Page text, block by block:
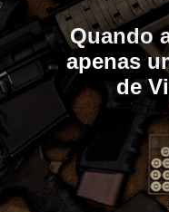
Quando
apenas
de